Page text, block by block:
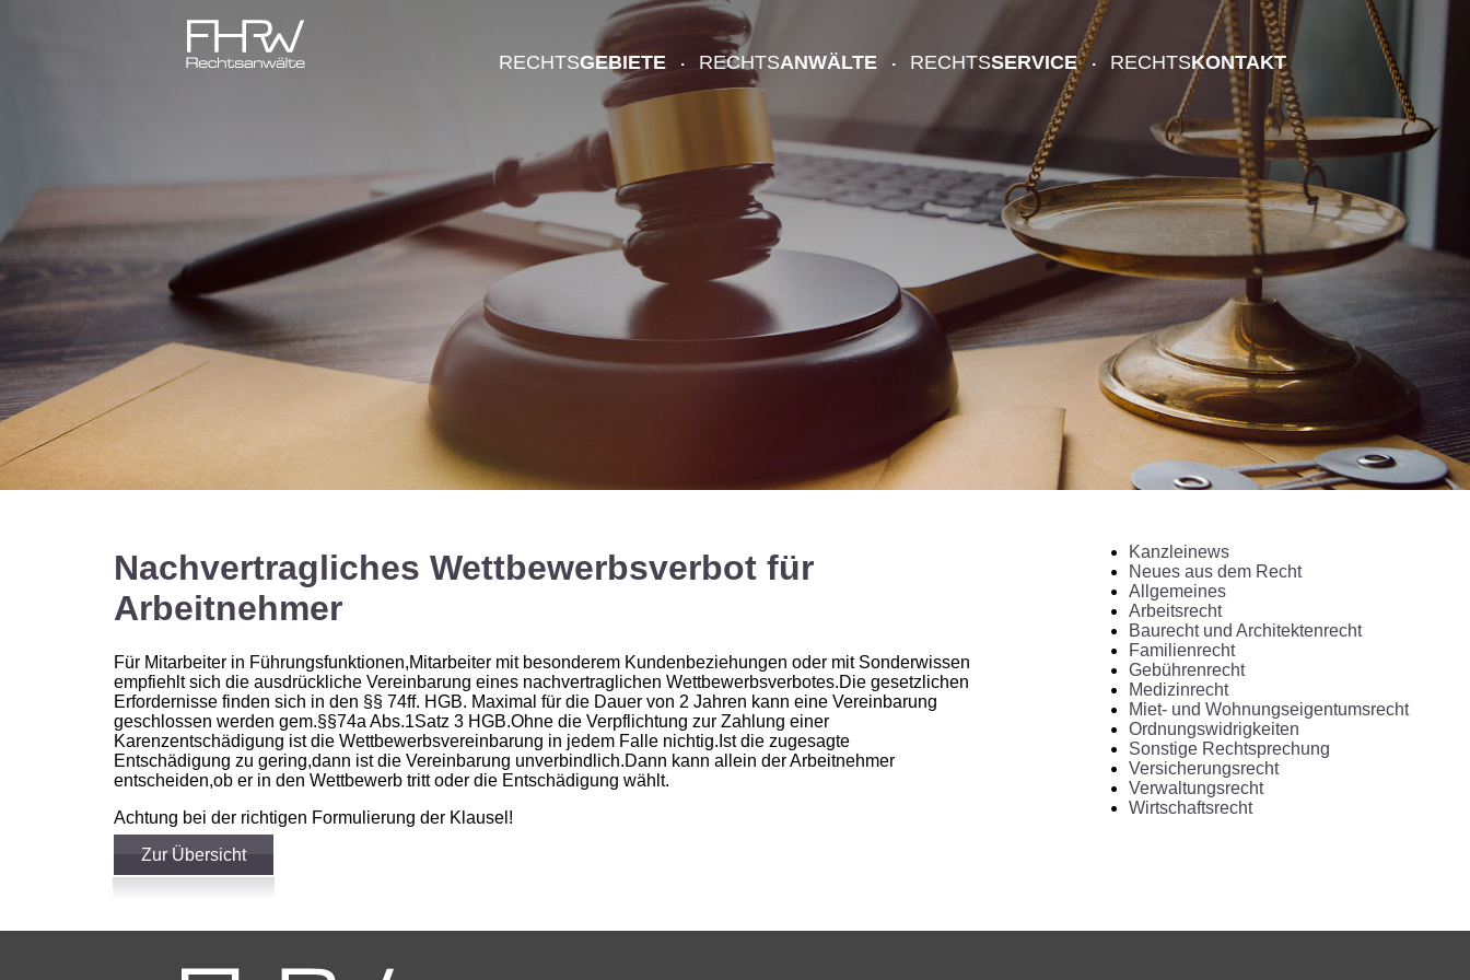
RECHTSGEBIETE RECHTSANWÄLTE RECHTSSERVICE RECHTSKONTAKT
Nachvertragliches Wettbewerbsverbot für
Arbeitnehmer
Für Mitarbeiter in Führungsfunktionen,Mitarbeiter mit besonderem Kundenbeziehungen oder mit Sonderwissen
empfiehlt sich die ausdrückliche Vereinbarung eines nachvertraglichen Wettbewerbsverbotes.Die gesetzlichen
Erfordernisse finden sich in den §§ 74ff. HGB. Maximal für die Dauer von 2 Jahren kann eine Vereinbarung
geschlossen werden gem.§§74a Abs.1Satz 3 HGB.Ohne die Verpflichtung zur Zahlung einer
Karenzentschädigung ist die Wettbewerbsvereinbarung in jedem Falle nichtig.Ist die zugesagte
Entschädigung zu gering,dann ist die Vereinbarung unverbindlich.Dann kann allein der Arbeitnehmer
entscheiden,ob er in den Wettbewerb tritt oder die Entschädigung wählt.
Achtung bei der richtigen Formulierung der Klausel!
Zur Übersicht
Kanzleinews
Neues aus dem Recht
Allgemeines
Arbeitsrecht
Baurecht und Architektenrecht
Familienrecht
Gebührenrecht
Medizinrecht
Miet- und Wohnungseigentumsrecht
Ordnungswidrigkeiten
Sonstige Rechtsprechung
Versicherungsrecht
Verwaltungsrecht
Wirtschaftsrecht